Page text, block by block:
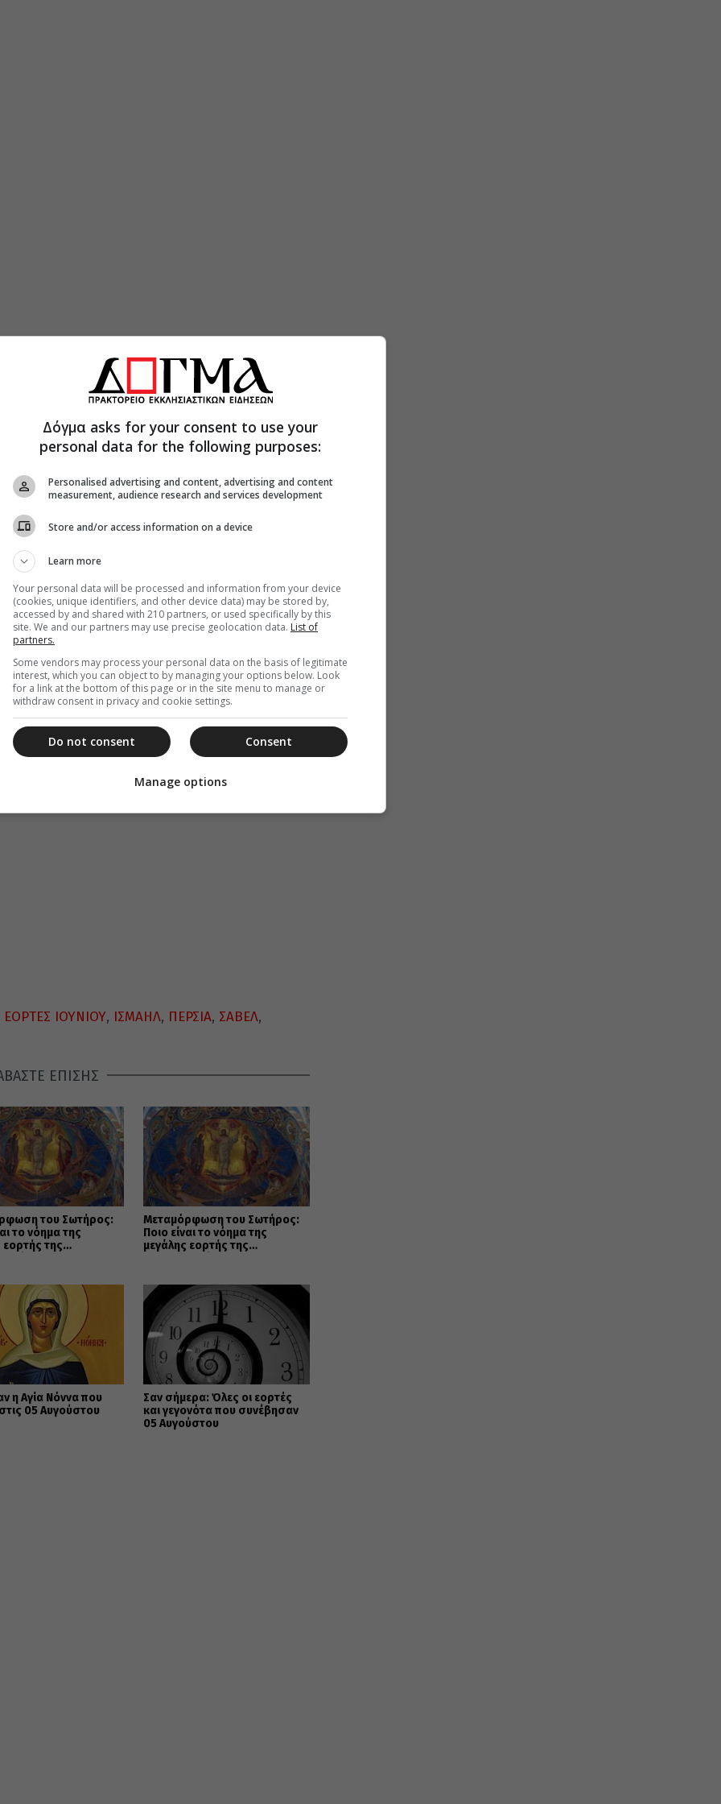
μυτερό αντικείμενο, και έκαψαν τις μασχάλες
τους αποκεφάλισαν.
Όταν μετά από λίγο ο Ιουλιανός εξεστράτευσε
για τις αμαρτίες του, έπεσε νεκρός
ἐχθρῶν τᾶς φάλαγγας, κατετροπώσαντο,
Περεγρίνος, ἅμα Ἰννοκέντιος, Μανουὴλ καὶ
ὁ μακάριος’ διὸ καὶ τὰ βραβεῖα τῆς νίκης,
ΕΟΡΤΕΣ ΙΟΥΝΙΟΥ, ΙΣΜΑΗΛ, ΠΕΡΣΙΑ, ΣΑΒΕΛ,
ΕΠΙΣΗΣ
του Σωτήρος:
το νόημα της
εορτής της
Μεταμόρφωση του Σωτήρος:
Ποιο είναι το νόημα της
μεγάλης εορτής της
η Αγία Νόννα που
05 Αυγούστου
Σαν σήμερα: Όλες οι εορτές
και γεγονότα που συνέβησαν
05 Αυγούστου
Δόγμα asks for your consent to use your
personal data for the following purposes:
Personalised advertising and content, advertising and content
measurement, audience research and services development
Store and/or access information on a device
Learn more
Your personal data will be processed and information from your device
(cookies, unique identifiers, and other device data) may be stored by,
accessed by and shared with 210 partners, or used specifically by this
site. We and our partners may use precise geolocation data. List of
partners.
Some vendors may process your personal data on the basis of legitimate
interest, which you can object to by managing your options below. Look
for a link at the bottom of this page or in the site menu to manage or
withdraw consent in privacy and cookie settings.
Consent
Do not consent
Manage options